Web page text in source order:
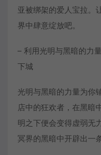
亚被绑架的爱人宝拉。
界中肆意绽放吧。
– 利用光明与黑暗的力
下城
光明与黑暗的力量为你
店中的狂欢者，在黑暗
明之下便会变得虚弱无
冥界的黑暗中开辟出一